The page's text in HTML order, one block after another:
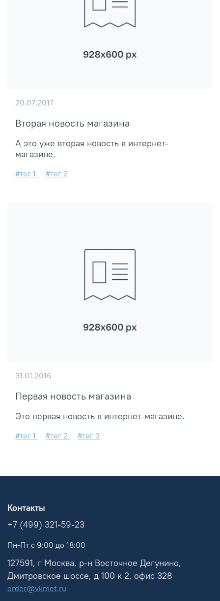
Вторая новость магазина
А это уже вторая новость в интернет-
магазине.
20.07.2017
#тег 1 #тег 2
Первая новость магазина
Это первая новость в интернет-магазине.
31.01.2016
#тег 1 #тег 2 #тег 3
Контакты
+7 (499) 321-59-23
Пн-Пт с 9:00 до 18:00
127591, г Москва, р-н Восточное Дегунино,
Дмитровское шоссе, д 100 к 2, офис 328
order@vkmet.ru